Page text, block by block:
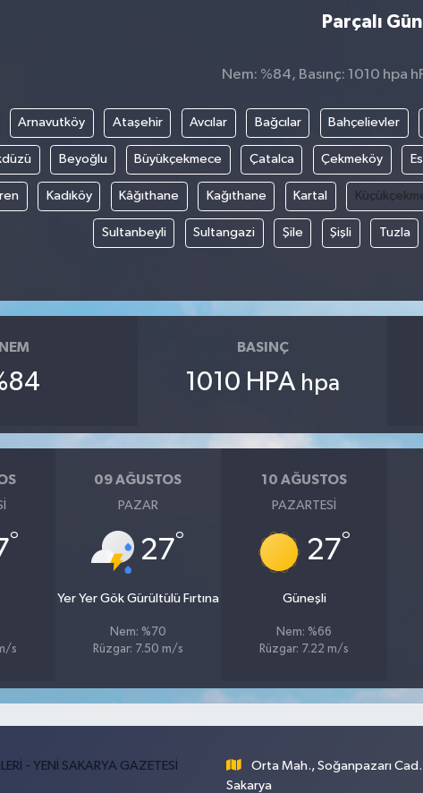
Parçalı
Nem: %84, Basınç: 1010 hpa
Arnavutköy Ataşehir Avcılar Bağcılar Bahçelievler
Beyoğlu Büyükçekmece Çatalca Çekmeköy
Kadıköy Kâğıthane Kağıthane Kartal
Sultanbeyli Sultangazi Şile Şişli Tuzla
NEM BASINÇ
1010 HPA hpa
°
s
09 AĞUSTOS
PAZAR
27°
Yer Yer Gök Gürültülü Fırtına
Nem: %70
Rüzgar: 7.50 m/s
10 AĞUSTOS
PAZARTESI
27°
Güneşli
Nem: %66
Rüzgar: 7.22 m/s
Orta Mah., Soğanpazarı
Sakarya